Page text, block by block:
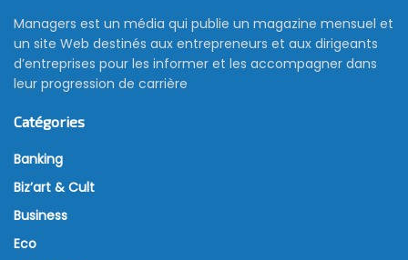
Managers est un média qui publie un magazine mensuel et
un site Web destinés aux entrepreneurs et aux dirigeants
d’entreprises pour les informer et les accompagner dans
leur progression de carrière
Catégories
Banking
Biz’art & Cult
Business
Eco